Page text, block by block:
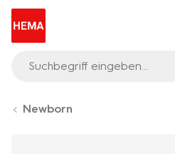
Suchbegriff eingeben...
Newborn